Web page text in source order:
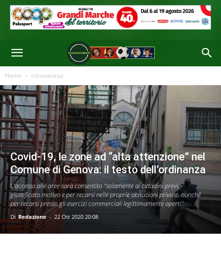
Home coronavirus
Covid-19, le zone ad “alta attenzione” nel
Comune di Genova: il testo dell’ordinanza
L'accesso alle aree sarà consentito "solamente ai cittadini previo
giustificato motivo e per recarsi nelle proprie abitazioni private, nonché
per recarsi presso gli esercizi commerciali legittimamente aperti"
Di Redazione - 22 Ott 2020 20:08